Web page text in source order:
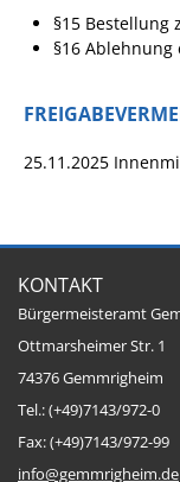
§15 Bestellung
§16
25.11.2025
KONTAKT
Bürgermeisteramt
Ottmarsheimer Str. 1
74376 Gemmrigheim
Tel.: (+49)7143/972-0
Fax: (+49)7143/972-99
info@gemmrigheim.de